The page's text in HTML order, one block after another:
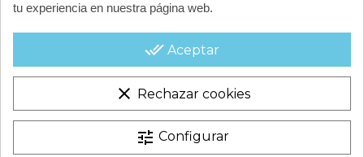
CONTACTA CON NOSOTROS
CONDICIONES COMERCIALES
tu experiencia en nuestra página web.
done_all Aceptar
clear Rechazar cookies
tune Configurar